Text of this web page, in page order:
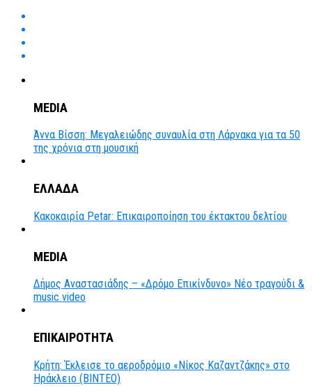
MEDIA
Άννα Βίσση: Μεγαλειώδης συναυλία στη Λάρνακα για τα 50
της χρόνια στη μουσική
ΕΛΛΑΔΑ
Κακοκαιρία Petar: Επικαιροποίηση του έκτακτου δελτίου
MEDIA
Δήμος Αναστασιάδης – «Δρόμο Επικίνδυνο» Νέο τραγούδι &
music video
ΕΠΙΚΑΙΡΟΤΗΤΑ
Κρήτη: Έκλεισε το αεροδρόμιο «Νίκος Καζαντζάκης» στο
Ηράκλειο (ΒΙΝΤΕΟ)